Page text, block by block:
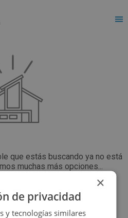
que estás buscando ya no está
muchas más opciones...
a buscar
×
de privacidad
y tecnologías similares